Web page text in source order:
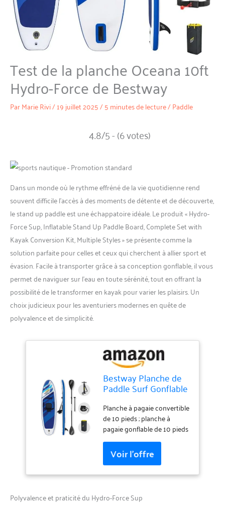
Test de la planche Oceana 10ft
Hydro-Force de Bestway
ParMarie Rivi/19 juillet 2025/5 minutes de lecture/Paddle
4.8/5 - (6 votes)
Dans un monde où le rythme effréné de la vie quotidienne rend
souvent difficile l’accès à des moments de détente et de découverte,
le stand up paddle est une échappatoire idéale. Le produit « Hydro-
Force Sup, Inflatable Stand Up Paddle Board, Complete Set with
Kayak Conversion Kit, Multiple Styles » se présente comme la
solution parfaite pour celles et ceux qui cherchent à allier sport et
évasion. Facile à transporter grâce à sa conception gonflable, il vous
permet de naviguer sur l’eau en toute sérénité, tout en offrant la
possibilité de le transformer en kayak pour varier les plaisirs. Un
choix judicieux pour les aventuriers modernes en quête de
polyvalence et de simplicité.
Bestway Planche de
Paddle Surf Gonflable
Hydro-Force 305 x 84
x 12 cm, Oceana 10ft
Planche à pagaie convertible
de 10 pieds ; planche à
pagaie gonflable de 10 pieds
qui peut être transformée en
kayak assis sur un kayak
d'une capacité de 120 kg
petites vagues Siège de
Polyvalence et praticité du Hydro-Force Sup